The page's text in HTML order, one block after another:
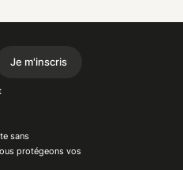
Je m'inscris
sans
protégeons vos